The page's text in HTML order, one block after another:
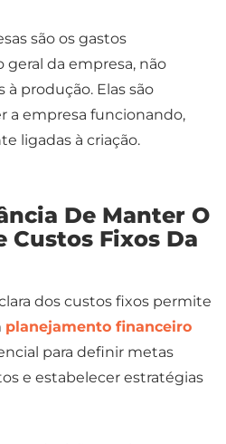
são os gastos
geral da empresa, não
produção. Elas são
a empresa funcionando,
ligadas à criação.
De Manter O
Custos Fixos Da
dos custos fixos permite
planejamento financeiro
para definir metas
e estabelecer estratégias